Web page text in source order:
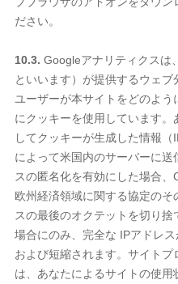
ださい。
10.3. Googleアナリティクスは
といいます）が提供するウェブ
ユーザーが本サイトをどのよ
にクッキーを使用しています
してクッキーが生成した情報
によって米国内のサーバーに
スの匿名化を有効にした場合
欧州経済領域に関する協定の
スの最後のオクテットを切り
場合にのみ、完全な IPアドレ
および短縮されます。サイト
は、あなたによるサイトの使